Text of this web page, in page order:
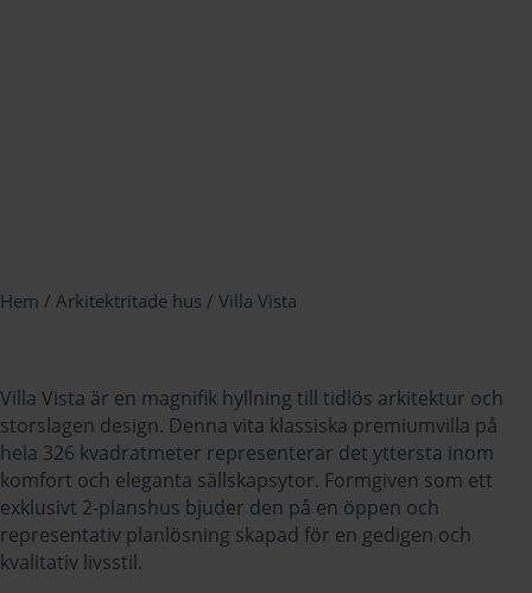
Hem / Arkitektritade hus / Villa Vista
Villa Vista är en magnifik hyllning till tidlös arkitektur och
storslagen design. Denna vita klassiska premiumvilla på
hela 326 kvadratmeter representerar det yttersta inom
komfort och eleganta sällskapsytor. Formgiven som ett
exklusivt 2-planshus bjuder den på en öppen och
representativ planlösning skapad för en gedigen och
kvalitativ livsstil.